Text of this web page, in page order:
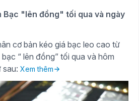
Bạc "lên đồng" tối qua và ngày
cơ bản kéo giá bạc leo cao từ
“ lên đồng” tối qua và hôm
sau: Xem thêm